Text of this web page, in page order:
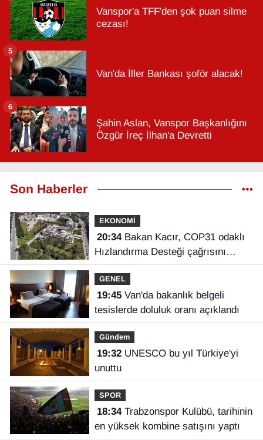
Vanspor'a TFF'den şok puan silme
cezası!
Van'da İller Bankası şoför alacak!
5
Şahin Aslan, Vanspor Başkanlığını
Özgür İreç İlhan'a Devretti
6
Son Haberler
EKONOMİ
20:34Bakan Kacır, COP31 odaklı
Hızlandırma Desteği çağrısını
açıkladı
GENEL
19:45Van'da bakanlık belgeli
tesislerde doluluk oranı açıklandı
Gündem
19:32UNESCO bu yıl Türkiye'yi
unuttu
SPOR
18:34Trabzonspor Kulübü, tarihinin
en yüksek kombine satışını yaptı